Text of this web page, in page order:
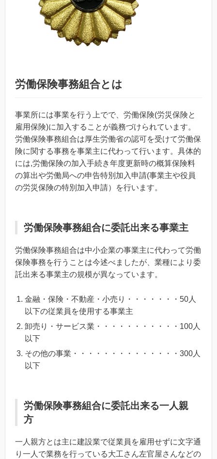
労働保険事務組合とは
事業所には事業を行う上でで、労働保険(労災保険と
雇用保険)に加入することが義務づけられています。
労働保険事務組合は厚生労働省の認可を受けて労働保
険に関する事務を事業主に代わって行います。具体的
には,労働保険の加入手続き年度更新時の概算保険料
の算出や労働局への申告特別加入申請(事業主や役員
の労災保険の特別加入申請）を行います。
労働保険事務組合に委託出来る事業主
労働保険事務組合は中小企業の事業主に代わって労働
保険事務を行うことは今述べましたが、業種により委
託出来る事業主の規模が異なっています。
金融・保険・不動産・小売り・・・・・・・50人
以下の従業員を使用する事業主
卸売り・サービス業・・・・・・・・・・・100人
以下
その他の事業・・・・・・・・・・・・・・300人
以下
労働保険事務組合に委託出来る一人親
方
一人親方とは主に建設業で従業員を雇用せずに文字通
り一人で業務を行っている大工さん左官屋さんなどの